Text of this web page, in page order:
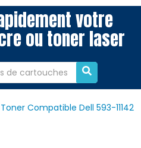
votre
ou toner laser
Toner Compatible Dell 593-11142